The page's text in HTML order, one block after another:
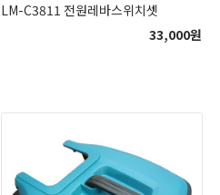
LM-C3811 전원레바스위치셋
33,000원